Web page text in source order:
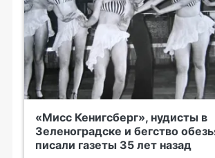
«Мисс Кенигсберг», нудисты в
Зеленоградске и бегство
писали газеты 35 лет назад